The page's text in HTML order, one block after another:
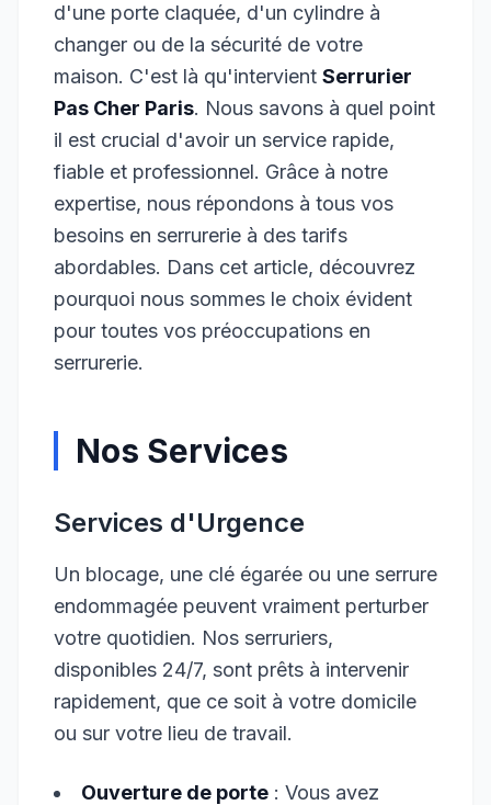
d'une porte claquée, d'un cylindre à
changer ou de la sécurité de votre
maison. C'est là qu'intervient Serrurier
Pas Cher Paris. Nous savons à quel point
il est crucial d'avoir un service rapide,
fiable et professionnel. Grâce à notre
expertise, nous répondons à tous vos
besoins en serrurerie à des tarifs
abordables. Dans cet article, découvrez
pourquoi nous sommes le choix évident
pour toutes vos préoccupations en
serrurerie.
Nos Services
Services d'Urgence
Un blocage, une clé égarée ou une serrure
endommagée peuvent vraiment perturber
votre quotidien. Nos serruriers,
disponibles 24/7, sont prêts à intervenir
rapidement, que ce soit à votre domicile
ou sur votre lieu de travail.
Ouverture de porte : Vous avez